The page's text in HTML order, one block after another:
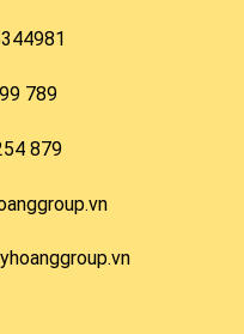
789
879